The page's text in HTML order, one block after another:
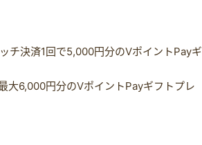
チ決済1回で5,000円分のVポイントPayギ
大6,000円分のVポイントPayギフトプレ